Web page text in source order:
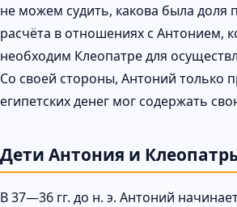
не можем судить, какова была доля
расчёта в отношениях с Антонием,
необходим Клеопатре для
Со своей стороны, Антоний только
египетских денег мог содержать
Дети Антония и
В 37—36 гг. до н. э. Антоний